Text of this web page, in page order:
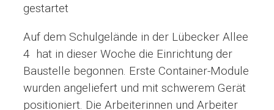
gestartet
Auf dem Schulgelände in der Lübecker Allee
4 hat in dieser Woche die Einrichtung der
Baustelle begonnen. Erste Container-Module
wurden angeliefert und mit schwerem Gerät
positioniert. Die Arbeiterinnen und Arbeiter